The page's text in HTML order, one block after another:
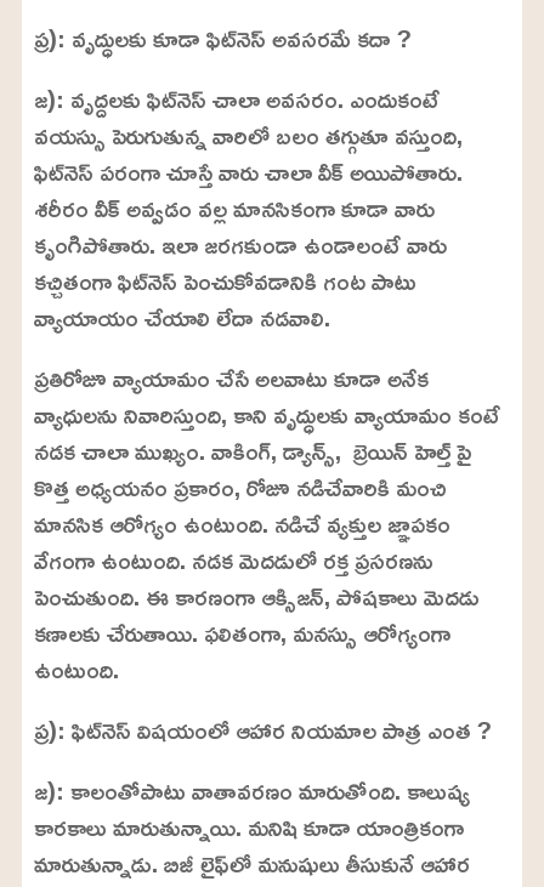
ప్ర): వృద్ధులకు కూడా ఫిట్‌నెస్ అవసరమే కదా ?
జ): వృద్దలకు ఫిట్‌నెస్ చాలా అవసరం. ఎందుకంటే
వయస్సు పెరుగుతున్న వారిలో బలం తగ్గుతూ వస్తుంది,
ఫిట్‌నెస్ పరంగా చూస్తే వారు చాలా వీక్ అయిపోతారు.
శరీరం వీక్ అవ్వడం వల్ల మానసికంగా కూడా వారు
కృంగిపోతారు. ఇలా జరగకుండా ఉండాలంటే వారు
కచ్చితంగా ఫిట్‌నెస్ పెంచుకోవడానికి గంట పాటు
వ్యాయాయం చేయాలి లేదా నడవాలి.
ప్రతిరోజూ వ్యాయామం చేసే అలవాటు కూడా అనేక
వ్యాధులను నివారిస్తుంది, కాని వృద్ధులకు వ్యాయామం కంటే
నడక చాలా ముఖ్యం. వాకింగ్, డ్యాన్స్, బ్రెయిన్ హెల్త్ పై
కొత్త అధ్యయనం ప్రకారం, రోజూ నడిచేవారికి మంచి
మానసిక ఆరోగ్యం ఉంటుంది. నడిచే వ్యక్తుల జ్ఞాపకం
వేగంగా ఉంటుంది. నడక మెదడులో రక్త ప్రసరణను
పెంచుతుంది. ఈ కారణంగా ఆక్సిజన్, పోషకాలు మెదడు
కణాలకు చేరుతాయి. ఫలితంగా, మనస్సు ఆరోగ్యంగా
ఉంటుంది.
ప్ర): ఫిట్‌నెస్ విషయంలో ఆహార నియమాల పాత్ర ఎంత ?
జ): కాలంతోపాటు వాతావరణం మారుతోంది. కాలుష్య
కారకాలు మారుతున్నాయి. మనిషి కూడా యాంత్రికంగా
మారుతున్నాడు. బిజీ లైఫ్‌లో మనుషులు తీసుకునే ఆహార